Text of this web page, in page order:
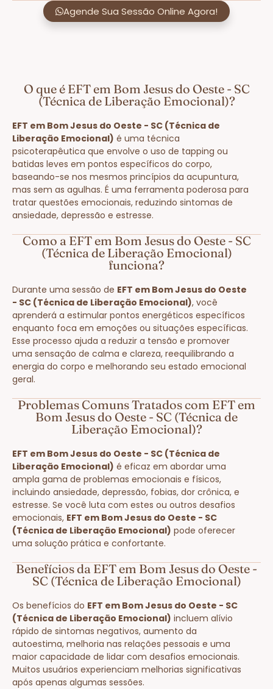
Agende Sua Sessão Online Agora!
O que é EFT em Bom Jesus do Oeste - SC
(Técnica de Liberação Emocional)?
EFT em Bom Jesus do Oeste - SC (Técnica de
Liberação Emocional) é uma técnica
psicoterapêutica que envolve o uso de tapping ou
batidas leves em pontos específicos do corpo,
baseando-se nos mesmos princípios da acupuntura,
mas sem as agulhas. É uma ferramenta poderosa para
tratar questões emocionais, reduzindo sintomas de
ansiedade, depressão e estresse.
Como a EFT em Bom Jesus do Oeste - SC
(Técnica de Liberação Emocional)
funciona?
Durante uma sessão de EFT em Bom Jesus do Oeste
- SC (Técnica de Liberação Emocional), você
aprenderá a estimular pontos energéticos específicos
enquanto foca em emoções ou situações específicas.
Esse processo ajuda a reduzir a tensão e promover
uma sensação de calma e clareza, reequilibrando a
energia do corpo e melhorando seu estado emocional
geral.
Problemas Comuns Tratados com EFT em
Bom Jesus do Oeste - SC (Técnica de
Liberação Emocional)?
EFT em Bom Jesus do Oeste - SC (Técnica de
Liberação Emocional) é eficaz em abordar uma
ampla gama de problemas emocionais e físicos,
incluindo ansiedade, depressão, fobias, dor crônica, e
estresse. Se você luta com estes ou outros desafios
emocionais, EFT em Bom Jesus do Oeste - SC
(Técnica de Liberação Emocional) pode oferecer
uma solução prática e confortante.
Benefícios da EFT em Bom Jesus do Oeste -
SC (Técnica de Liberação Emocional)
Os benefícios do EFT em Bom Jesus do Oeste - SC
(Técnica de Liberação Emocional) incluem alívio
rápido de sintomas negativos, aumento da
autoestima, melhoria nas relações pessoais e uma
maior capacidade de lidar com desafios emocionais.
Muitos usuários experienciam melhorias significativas
após apenas algumas sessões.